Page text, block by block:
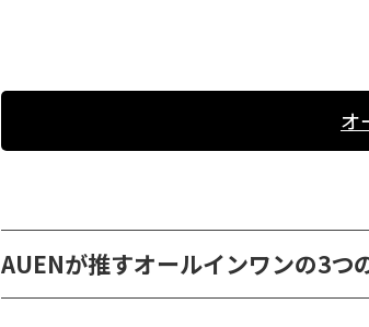
オ
AUENが推すオールインワンの3つ